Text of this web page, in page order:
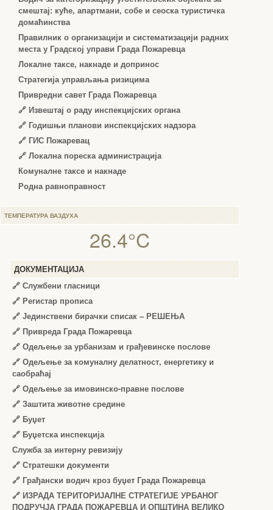
смештај: куће, апартмани, собе и сеоска туристичка
домаћинства
Правилник о организацији и систематизацији радних
места у Градској управи Града Пожаревца
Локалне таксе, накнаде и допринос
Стратегија управљања ризицима
Привредни савет Града Пожаревца
🔗 Извештај о раду инспекцијских органа
🔗 Годишњи планови инспекцијских надзора
🔗 ГИС Пожаревац
🔗 Локална пореска администрација
Комуналне таксе и накнаде
Родна равноправност
ТЕМПЕРАТУРА ВАЗДУХА
26.4°C
ДОКУМЕНТАЦИЈА
🔗 Службени гласници
🔗 Регистар прописа
🔗 Јединствени бирачки списак – РЕШЕЊА
🔗 Привреда Града Пожаревца
🔗 Одељење за урбанизам и грађевинске послове
🔗 Одељење за комуналну делатност, енергетику и
саобраћај
🔗 Одељење за имовинско-правне послове
🔗 Заштита животне средине
🔗 Буџет
🔗 Буџетска инспекција
Служба за интерну ревизију
🔗 Стратешки документи
🔗 Грађански водич кроз буџет Града Пожаревца
🔗 ИЗРАДА ТЕРИТОРИЈАЛНЕ СТРАТЕГИЈЕ УРБАНОГ
ПОДРУЧЈА ГРАДА ПОЖАРЕВЦА И ОПШТИНА ВЕЛИКО